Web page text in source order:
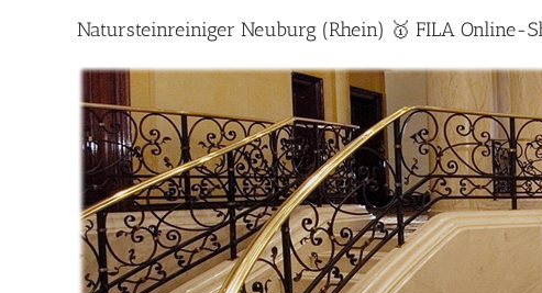
Natursteinreiniger Neuburg (Rhein) 🥇 FILA Online-